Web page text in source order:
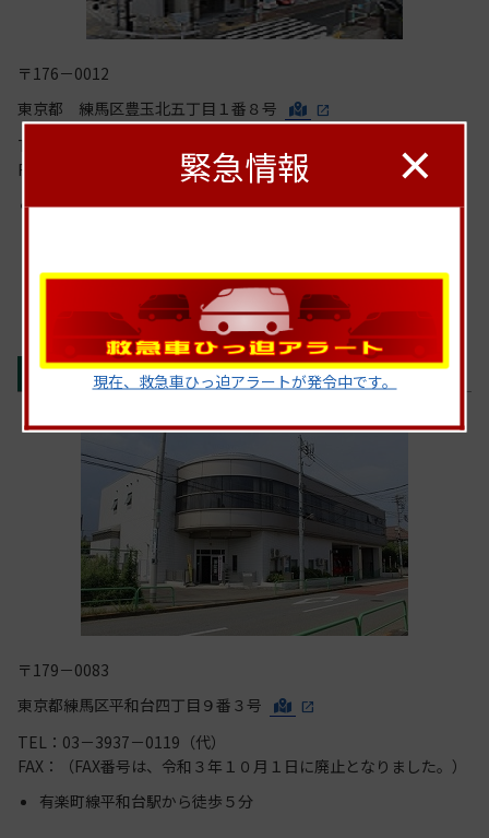
現在、救急車ひっ迫アラートが発令中です。
緊急情報
〒176－0012
東京都 練馬区豊玉北五丁目１番８号
TEL：03－3994－0119（代）
FAX：03－3994－0480
西武池袋線・大江戸線練馬駅(A1)出口から徒歩１分
※119番通報には利用できません。
平和台出張所
〒179－0083
東京都練馬区平和台四丁目９番３号
TEL：03－3937－0119（代）
FAX：（FAX番号は、令和３年１０月１日に廃止となりました。）
有楽町線平和台駅から徒歩５分